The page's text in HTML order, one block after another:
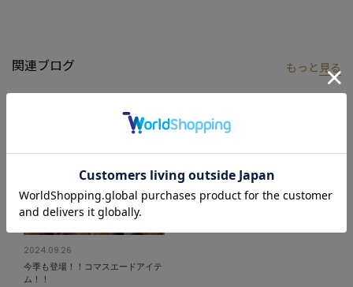
関連ブログ もっと 見る
2024.09.26
今季も登場！！コマスエードアイテ
ム！！